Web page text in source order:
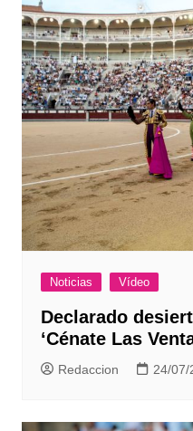
Noticias Vídeo
Declarado
‘Cénate Las
Redaccion 24/07/